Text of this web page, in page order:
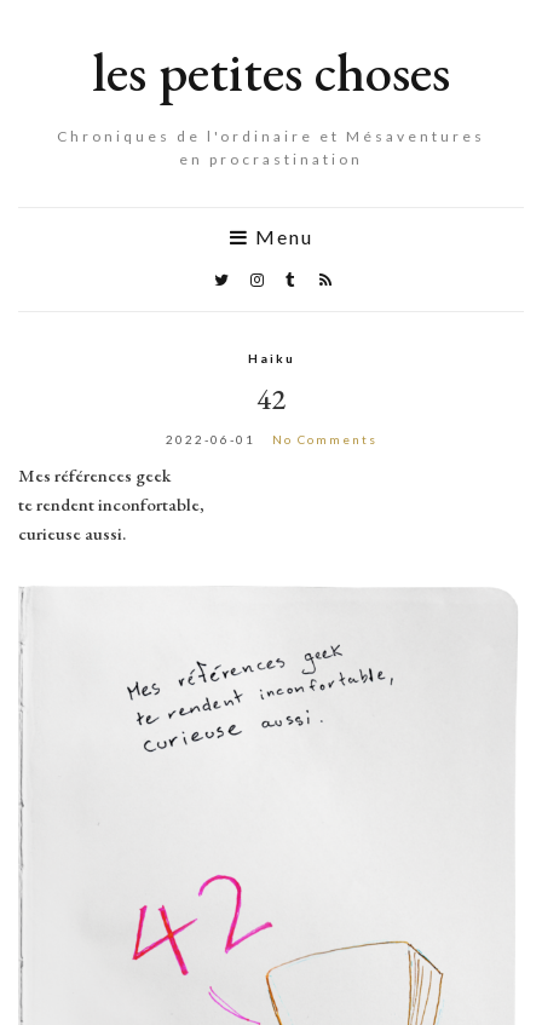
les petites choses
Chroniques de l'ordinaire et Mésaventures
en procrastination
Menu
Haiku
42
2022-06-01 No Comments
Mes références geek
te rendent inconfortable,
curieuse aussi.